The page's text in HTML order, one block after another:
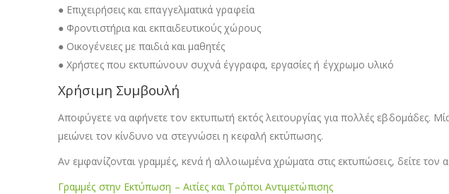
● Επιχειρήσεις και επαγγελματικά γραφεία
● Φροντιστήρια και εκπαιδευτικούς χώρους
● Οικογένειες με παιδιά και μαθητές
● Χρήστες που εκτυπώνουν συχνά έγγραφα, εργασίες ή έγχρωμο υλικό
Χρήσιμη Συμβουλή
Αποφύγετε να αφήνετε τον εκτυπωτή εκτός λειτουργίας για πολλές εβδομάδες.
μειώνει τον κίνδυνο να στεγνώσει η κεφαλή εκτύπωσης.
Αν εμφανίζονται γραμμές, κενά ή αλλοιωμένα χρώματα στις εκτυπώσεις, δείτε τον
Γραμμές στην Εκτύπωση – Αιτίες και Τρόποι Αντιμετώπισης